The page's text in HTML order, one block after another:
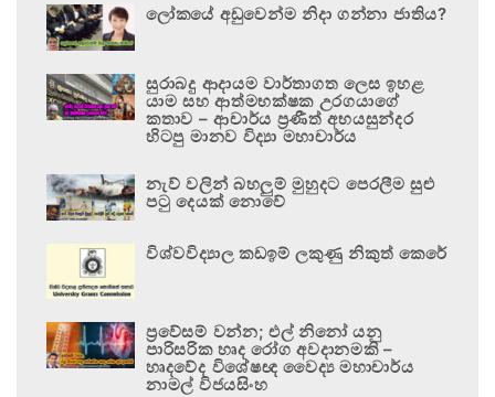
ලෝකයේ අඩුවෙන්ම නිදා ගන්නා ජාතිය?
සුරාබදු ආදායම වාර්තාගත ලෙස ඉහළ
යාම සහ ආත්මභක්ෂක උරගයාගේ
කතාව – ආචාර්ය ප්‍රණීත් අභයසුන්දර
හිටපු මානව විද්‍යා මහාචාර්ය
නැව් වලින් බහලුම් මුහුදට පෙරලීම සුළු
පටු දෙයක් නොවේ
විශ්වවිද්‍යාල කඩඉම් ලකුණු නිකුත් කෙරේ
ප්‍රවේසම් වන්න; එල් නිනෝ යනු
පාරිසරික හෘද රෝග අවදානමකි –
හෘදවේද විශේෂඥ වෛද්‍ය මහාචාර්ය
නාමල් විජයසිංහ